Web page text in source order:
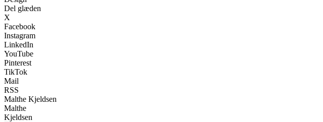
Del glæden
X
Facebook
Instagram
LinkedIn
YouTube
Pinterest
TikTok
Mail
RSS
Malthe Kjeldsen
Malthe
Kjeldsen